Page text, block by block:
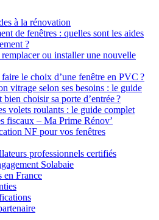
à la rénovation
de fenêtres : quelles sont les aides
?
ou installer une nouvelle
le choix d’une fenêtre en PVC ?
vitrage selon ses besoins : le guide
bien choisir sa porte d’entrée ?
volets roulants : le guide complet
fiscaux – Ma Prime Rénov’
NF pour vos fenêtres
professionnels certifiés
Solabaie
en France